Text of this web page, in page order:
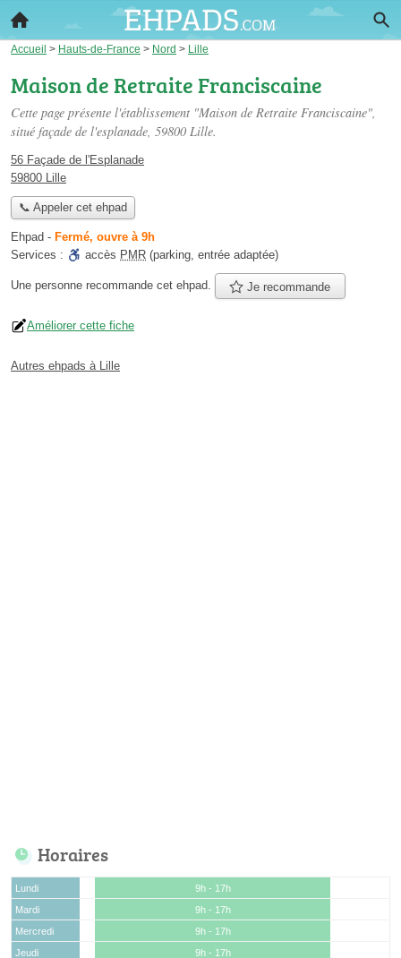
Accueil > Hauts-de-France > Nord > Lille
Maison de Retraite Franciscaine
Cette page présente l'établissement "Maison de Retraite Franciscaine",
situé façade de l'esplanade, 59800 Lille.
56 Façade de l'Esplanade
59800 Lille
📞 Appeler cet ehpad
Ehpad - Fermé, ouvre à 9h
Services :
accès PMR (parking, entrée adaptée)
Une personne recommande cet ehpad. Je recommande
Améliorer cette fiche
Autres ehpads à Lille
Horaires
Lundi
9h - 17h
Mardi
9h - 17h
Mercredi
9h - 17h
Jeudi
9h - 17h